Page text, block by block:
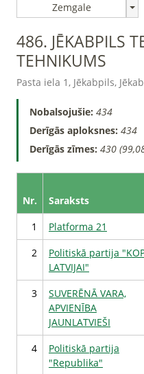
Zemgale
486. JĒKABPILS
TEHNIKUMS
Pasta iela 1, Jēkabpils,
Nobalsojušie: 434
Derīgās aploksnes: 434
Derīgās zīmes: 430
Nr. Saraksts
1
Platforma 21
2
Politiskā partija
LATVIJAI"
3
SUVERĒNĀ VARA,
APVIENĪBA
JAUNLATVIEŠI
4
Politiskā partija
"Republika"